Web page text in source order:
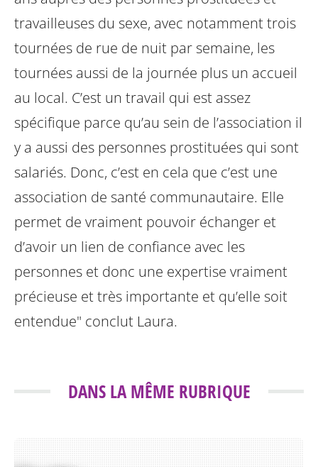
travailleuses du sexe, avec notamment trois
tournées de rue de nuit par semaine, les
tournées aussi de la journée plus un accueil
au local. C’est un travail qui est assez
spécifique parce qu’au sein de l’association il
y a aussi des personnes prostituées qui sont
salariés. Donc, c’est en cela que c’est une
association de santé communautaire. Elle
permet de vraiment pouvoir échanger et
d’avoir un lien de confiance avec les
personnes et donc une expertise vraiment
précieuse et très importante et qu’elle soit
entendue" conclut Laura.
DANS LA MÊME RUBRIQUE